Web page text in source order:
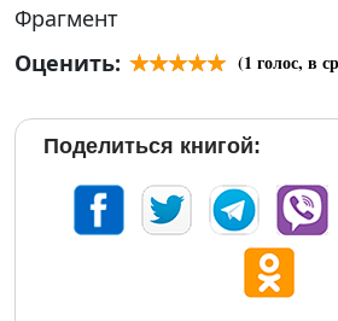
Фрагмент
Оценить:
(1 голос, в
Поделиться книгой: